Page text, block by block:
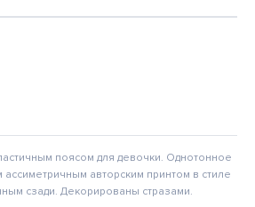
поясом для девочки. Однотонное
авторским принтом в стиле
сзади. Декорированы стразами.